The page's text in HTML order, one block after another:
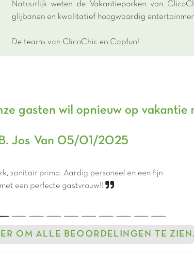
Natuurlijk weten de Vakantieparken van
glijbanen en kwalitatief hoogwaardig
De teams van ClicoChic en Capfun!
gasten wil opnieuw op vakantie
B. Jos Van 05/01/2025
sanitair prima. Aardig personeel en een fijn
een perfecte gastvrouw!!
OM ALLE BEOORDELINGEN TE ZIEN.